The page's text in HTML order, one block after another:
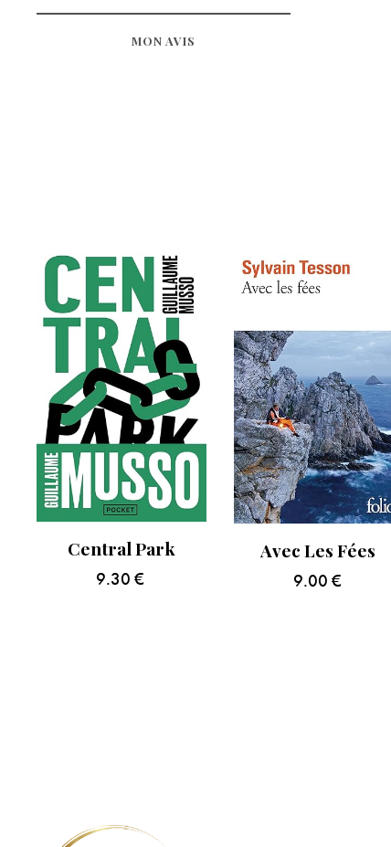
MON AVIS
Central Park
9.30€
Avec Les Fées
9.00 €